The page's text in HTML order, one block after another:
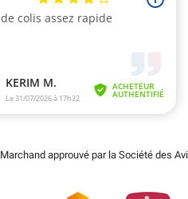
Marchand approuvé par la Société des